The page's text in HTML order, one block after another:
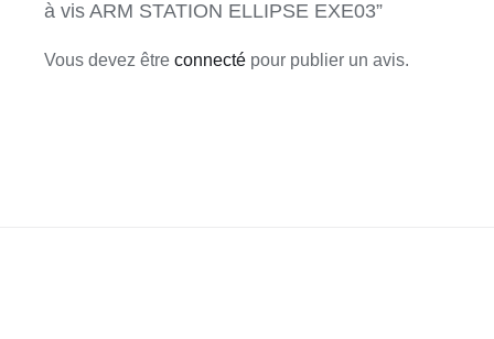
à vis ARM STATION ELLIPSE EXE03”
Vous devez être connectépour publier un avis.